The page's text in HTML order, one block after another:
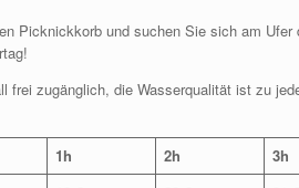
Picknickkorb und suchen Sie sich am
frei zugänglich, die Wasserqualität ist zu
1h 2h 3h